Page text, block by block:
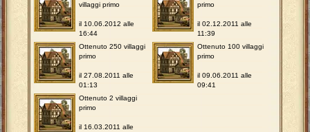
villaggi primo
il 10.06.2012 alle
16:44
primo
il 02.12.2011 alle
11:39
Ottenuto 250 villaggi
primo
il 27.08.2011 alle
01:13
Ottenuto 100 villaggi
primo
il 09.06.2011 alle
09:41
Ottenuto 2 villaggi
primo
il 16.03.2011 alle